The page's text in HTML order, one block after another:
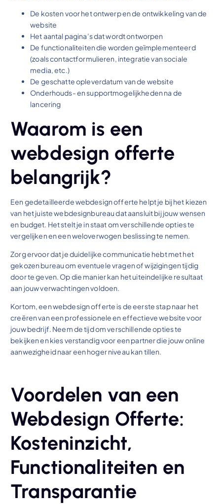
De kosten voor het ontwerp en de ontwikkeling van de
website
Het aantal pagina’s dat wordt ontworpen
De functionaliteiten die worden geïmplementeerd
(zoals contactformulieren, integratie van sociale
media, etc.)
De geschatte opleverdatum van de website
Onderhouds- en supportmogelijkheden na de
lancering
Waarom is een
webdesign offerte
belangrijk?
Een gedetailleerde webdesign offerte helpt je bij het kiezen
van het juiste webdesignbureau dat aansluit bij jouw wensen
en budget. Het stelt je in staat om verschillende opties te
vergelijken en een weloverwogen beslissing te nemen.
Zorg ervoor dat je duidelijke communicatie hebt met het
gekozen bureau om eventuele vragen of wijzigingen tijdig
door te geven. Op die manier kan het uiteindelijke resultaat
aan jouw verwachtingen voldoen.
Kortom, een webdesign offerte is de eerste stap naar het
creëren van een professionele en effectieve website voor
jouw bedrijf. Neem de tijd om verschillende opties te
bekijken en kies verstandig voor een partner die jouw online
aanwezigheid naar een hoger niveau kan tillen.
Voordelen van een
Webdesign Offerte:
Kosteninzicht,
Functionaliteiten en
Transparantie